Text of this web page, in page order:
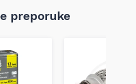
preporuke